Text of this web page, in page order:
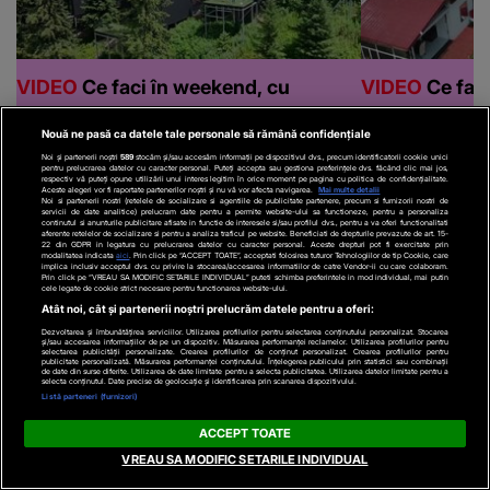
Recomandări video
VIDEOSalon de
VIDEODescoperire
Nouă ne pasă ca datele tale personale să rămână confidențiale
Noi și partenerii noștri 589stocăm și/sau accesăm informații pe dispozitivul dvs., precum identificatorii cookie unici
pentru prelucrarea datelor cu caracter personal. Puteți accepta sau gestiona preferințele dvs. făcând clic mai jos,
respectiv vă puteți opune utilizării unui interes legitim în orice moment pe pagina cu politica de confidențialitate.
Aceste alegeri vor fi raportate partenerilor noștri și nu vă vor afecta navigarea.
Mai multe detalii
Noi si partenerii nostri (retelele de socializare si agentiile de publicitate partenere, precum si furnizorii nostri de
servicii de date analitice) prelucram date pentru a permite website-ului sa functioneze, pentru a personaliza
continutul si anunturile publicitare afisate in functie de interesele si/sau profilul dvs., pentru a va oferi functionalitati
aferente retelelor de socializare si pentru a analiza traficul pe website. Beneficiati de drepturile prevazute de art. 15-
22 din GDPR in legatura cu prelucrarea datelor cu caracter personal. Aceste drepturi pot fi exercitate prin
modalitatea indicataaici . Prin click pe “ACCEPT TOATE”, acceptati folosirea tuturor Tehnologiilor de tip Cookie, care
implica inclusiv acceptul dvs. cu privire la stocarea/accesarea informatiilor de catre Vendor-ii cu care colaboram.
Prin click pe “VREAU SA MODIFIC SETARILE INDIVIDUAL” puteti schimba preferintele in mod individual, mai putin
cele legate de cookie strict necesare pentru functionarea website-ului.
Atât noi, cât și partenerii noștri prelucrăm datele pentru a oferi:
Dezvoltarea și îmbunătățirea serviciilor. Utilizarea profilurilor pentru selectarea conținutului personalizat. Stocarea
și/sau accesarea informațiilor de pe un dispozitiv. Măsurarea performanței reclamelor. Utilizarea profilurilor pentru
selectarea publicității personalizate. Crearea profilurilor de conținut personalizat. Crearea profilurilor pentru
publicitate personalizată. Măsurarea performanței conținutului. Înțelegerea publicului prin statistici sau combinații
de date din surse diferite. Utilizarea de date limitate pentru a selecta publicitatea. Utilizarea datelor limitate pentru a
selecta conținutul. Date precise de geolocație și identificarea prin scanarea dispozitivului.
Listă parteneri (furnizori)
ACCEPT TOATE
VREAU SA MODIFIC SETARILE INDIVIDUAL